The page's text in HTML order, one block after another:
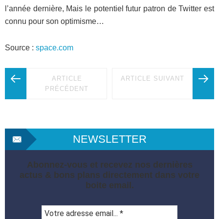
l’année dernière, Mais le potentiel futur patron de Twitter est
connu pour son optimisme…
Source : space.com
ARTICLE
PRÉCÉDENT
ARTICLE SUIVANT
NEWSLETTER
Abonnez-vous et recevez nos dernières
actus & bons plans directement dans votre
boite email.